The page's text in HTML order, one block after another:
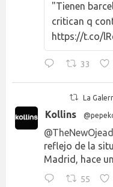
"Tienen
critican q
https://t.co/
33
La
Kollins
reflejo de la
Madrid, hace
55